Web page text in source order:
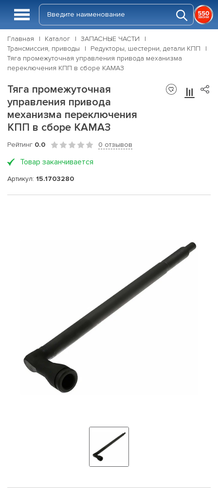
Главная Каталог
ЗАПАСНЫЕ ЧАСТИ
Трансмиссия, приводы
Редукторы, шестерни, детали КПП
Тяга промежуточная управления привода механизма
переключения КПП в сборе КАМАЗ
Тяга промежуточная
управления привода
механизма переключения
КПП в сборе КАМАЗ
Рейтинг 0.0 0 отзывов
Товар заканчивается
Артикул: 15.1703280